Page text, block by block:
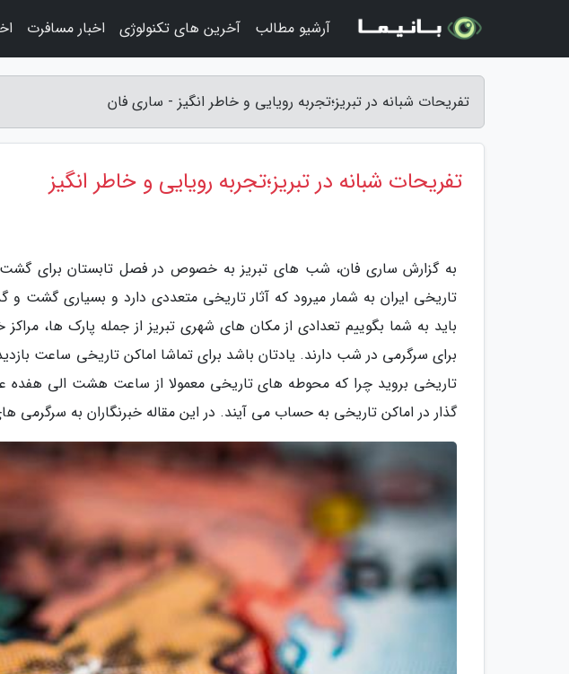
تفریحات شبانه در تبریز؛تجربه رویایی و خاطر انگیز - ساری فان
تفریحات شبانه در تبریز؛تجربه رویایی و خاطر انگیز
به گزارش ساری فان، شب های تبریز به خصوص در فصل تابستان برای
تاریخی ایران به شمار میرود که آثار تاریخی متعددی دارد و بسیاری گشت و
باید به شما بگوییم تعدادی از مکان های شهری تبریز از جمله پارک ها،
برای سرگرمی در شب دارند. یادتان باشد برای تماشا اماکن تاریخی ساعت
تاریخی بروید چرا که محوطه های تاریخی معمولا از ساعت هشت الی
گذار در اماکن تاریخی به حساب می آیند. در این مقاله خبرنگاران به سرگرمی
آرشیو مطالب آخرین های تکنولوژی اخبار مسافرت